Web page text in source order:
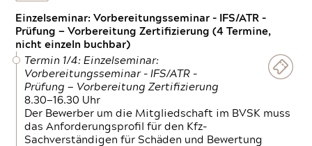
Einzelseminar: Vorbereitungsseminar - IFS/ATR -
Prüfung — Vorbereitung Zertifizierung (4 Termine,
nicht einzeln buchbar)
Termin 1/4: Einzelseminar:
Vorbereitungsseminar - IFS/ATR -
Prüfung — Vorbereitung Zertifizierung
8.30—16.30 Uhr
Der Bewerber um die Mitgliedschaft im BVSK muss
das Anforderungsprofil für den Kfz-
Sachverständigen für Schäden und Bewertung